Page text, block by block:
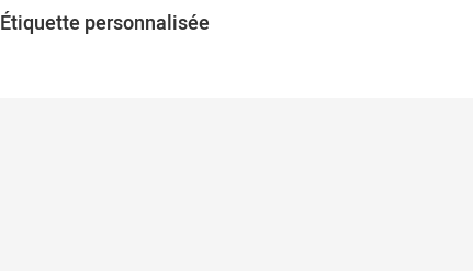
Étiquette personnalisée